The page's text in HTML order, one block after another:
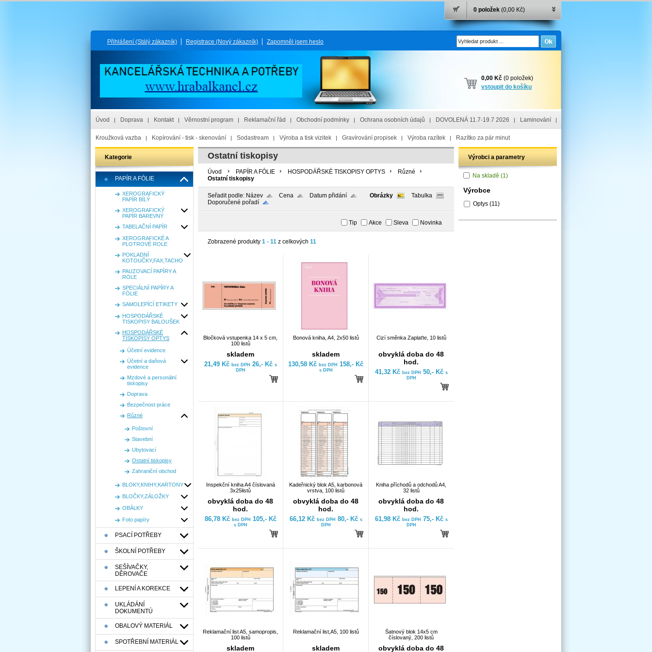
0 položek (0,00 Kč)
Přihlášení (Stálý zákazník) Registrace (Nový zákazník) Zapomněl jsem heslo
0,00 Kč (0 položek)
vstoupit do košíku
Úvod Doprava Kontakt Věrnostní program Reklamační řád Obchodní podmínky Ochrana osobních údajů DOVOLENÁ 11.7-19.7 2026 Laminování
Kroužková vazba Kopírování - tisk - skenování Sodastream Výroba a tisk vizitek Gravírování propisek Výroba razítek Razítko za pár minut
Kategorie
PAPÍR A FÓLIE
XEROGRAFICKÝ
PAPÍR BÍLÝ
XEROGRAFICKÝ
PAPÍR BAREVNÝ
TABELAČNÍ PAPÍR
XEROGRAFICKÉ A
PLOTROVÉ ROLE
POKLADNÍ
KOTOUČKY,FAX,TACHO
PAUZOVACÍ PAPÍRY A
ROLE
SPECIÁLNÍ PAPÍRY A
FÓLIE
SAMOLEPÍCÍ ETIKETY
HOSPODÁŘSKÉ
TISKOPISY BALOUŠEK
HOSPODÁŘSKÉ
TISKOPISY OPTYS
Účetní evidence
Účetní a daňová
evidence
Mzdové a personální
tiskopisy
Doprava
Bezpečnost práce
Různé
Poštovní
Stavební
Ubytovací
Ostatní tiskopisy
Zahraniční obchod
BLOKY,KNIHY,KARTONY
BLOČKY,ZÁLOŽKY
OBÁLKY
Foto papíry
PSACÍ POTŘEBY
ŠKOLNÍ POTŘEBY
SEŠÍVAČKY,
DĚROVAČE
LEPENÍ A KOREKCE
UKLÁDÁNÍ
DOKUMENTÚ
OBALOVÝ MATERIÁL
SPOTŘEBNÍ MATERIÁL
Ostatní tiskopisy
Úvod PAPÍR A FÓLIE HOSPODÁŘSKÉ TISKOPISY OPTYS
Různé
Ostatní tiskopisy
Seřadit podle: Název Cena
Datum přidání
Doporučené pořadí
Obrázky Tabulka
Tip Akce Sleva Novinka
Zobrazené produkty 1 - 11 z celkových 11
Bločková vstupenka 14 x 5 cm,
100 listů
skladem
21,49 Kč bez DPH 26,- Kč s
DPH
Bonová kniha, A4, 2x50 listů
skladem
130,58 Kč bez DPH 158,- Kč
s DPH
Cizí směnka Zaplaťte, 10 listů
obvyklá doba do 48
hod.
41,32 Kč bez DPH 50,- Kč s
DPH
Inspekční kniha A4 číslovaná
3x25listů
obvyklá doba do 48
hod.
86,78 Kč bez DPH 105,- Kč
s DPH
Kadeřnický blok A5, karbonová
vrstva, 100 listů
obvyklá doba do 48
hod.
66,12 Kč bez DPH 80,- Kč s
DPH
Kniha příchodů a odchodů A4,
32 listů
obvyklá doba do 48
hod.
61,98 Kč bez DPH 75,- Kč s
DPH
Reklamační list A5, samopropis,
100 listů
skladem
Reklamační list,A5, 100 listů
skladem
Šatnový blok 14x5 cm
číslovaný, 200 listů
obvyklá doba do 48
Výrobci a parametry
Na skladě (1)
Výrobce
Optys (11)